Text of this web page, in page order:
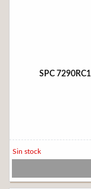
SPC
Sin stock